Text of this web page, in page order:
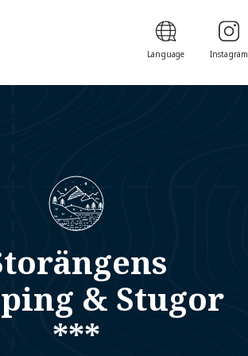
Language Instagram
& Stugor
***